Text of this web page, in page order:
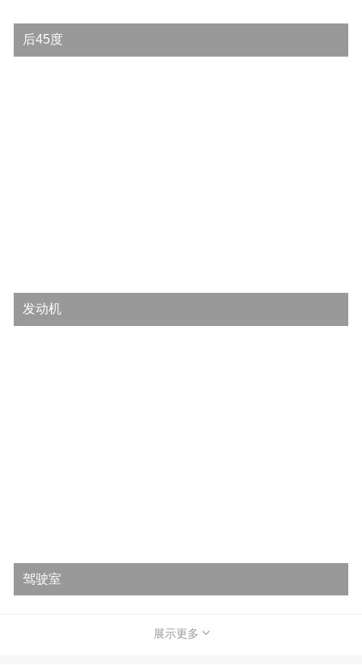
后45度
发动机
驾驶室
展示更多